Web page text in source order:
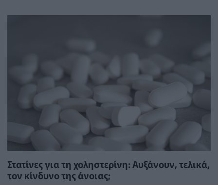
Στατίνες για τη χοληστερίνη: Αυξάνουν, τελικά,
τον κίνδυνο της άνοιας;